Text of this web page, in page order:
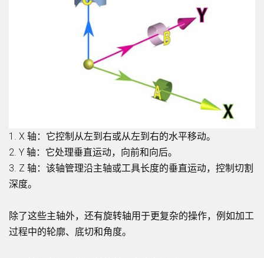
1. X 轴：它控制从左到右或从左到右的水平移动。
2. Y 轴：它处理垂直运动，向前和向后。
3. Z 轴：该轴管理沿主轴或工具长度的垂直运动，控制切割
深度。
除了这些主轴外，还有旋转轴用于更复杂的操作，例如加工
过程中的轮廓、底切和角度。